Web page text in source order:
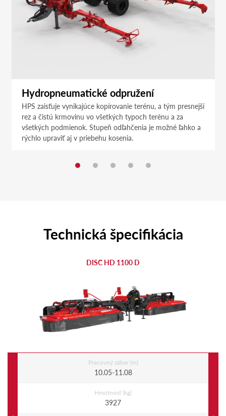
Hydropneumatické odpružení
HPS zaisťuje vynikajúce kopírovanie terénu, a tým presnejší
rez a čistú krmovinu vo všetkých typoch terénu a za
všetkých podmienok. Stupeň odľahčenia je možné ľahko a
rýchlo upraviť aj v priebehu kosenia.
Technická špecifikácia
DISC HD 1100 D
Pracovný záber (m)
10.05-11.08
Hmotnosť (kg)
3927